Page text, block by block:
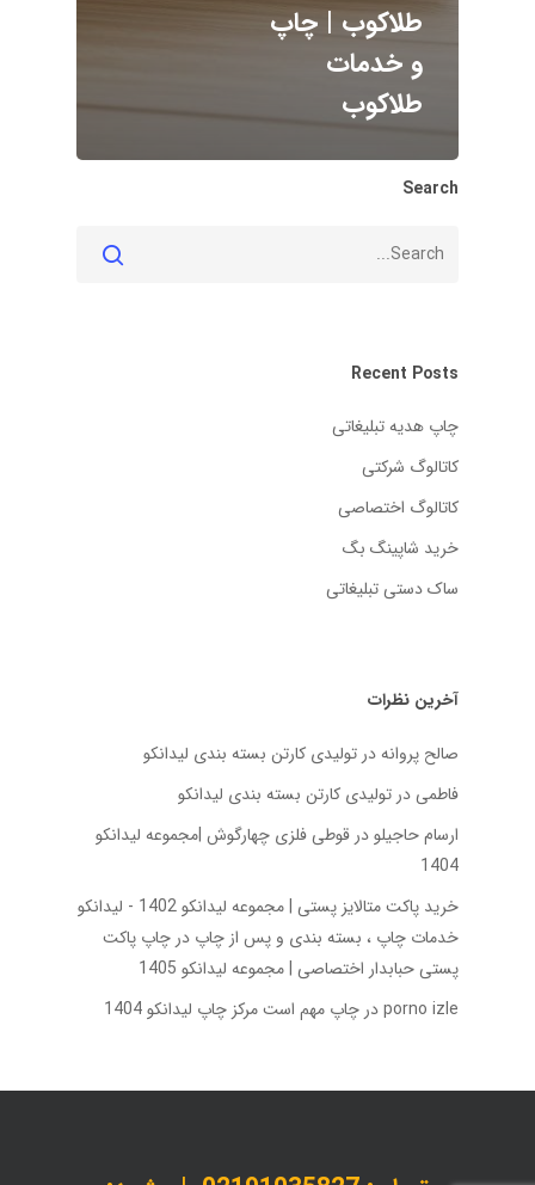
طلاکوب | چاپ
و خدمات
طلاکوب
Search
Recent Posts
چاپ هدیه تبلیغاتی
کاتالوگ شرکتی
کاتالوگ اختصاصی
خرید شاپینگ بگ
ساک دستی تبلیغاتی
آخرین نظرات
صالح پروانهدر تولیدی کارتن بسته‌ بندی لیدانکو
فاطمیدر تولیدی کارتن بسته‌ بندی لیدانکو
ارسام حاجیلودر قوطی فلزی چهارگوش |مجموعه لیدانکو
1404
خرید پاکت متالایز پستی | مجموعه لیدانکو 1402 - لیدانکو
خدمات چاپ ، بسته بندی و پس از چاپ در چاپ پاکت
پستی حبابدار اختصاصی | مجموعه لیدانکو 1405
porno izleدر چاپ مهم است مرکز چاپ لیدانکو 1404